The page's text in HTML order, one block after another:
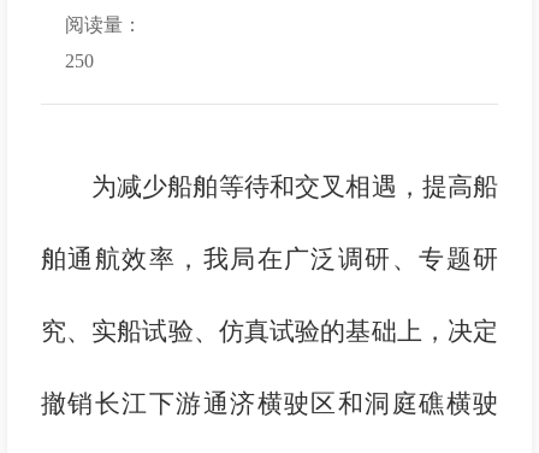
阅读量：
250
为减少船舶等待和交叉相遇，提高船
舶通航效率，我局在广泛调研、专题研
究、实船试验、仿真试验的基础上，决定
撤销长江下游通济横驶区和洞庭礁横驶